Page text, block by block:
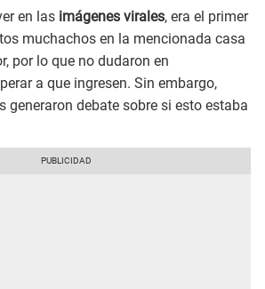
en las imágenes virales, era el primer
muchachos en la mencionada casa
por lo que no dudaron en
a que ingresen. Sin embargo,
generaron debate sobre si esto estaba